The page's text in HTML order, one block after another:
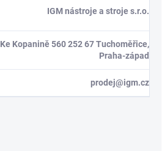
IGM nástroje a stroje s.r.o.
Ke Kopanině 560 252 67 Tuchoměřice,
Praha-západ
prodej@igm.cz